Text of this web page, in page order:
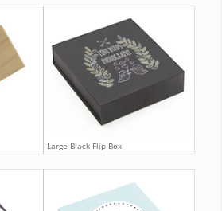
Large Black Flip Box